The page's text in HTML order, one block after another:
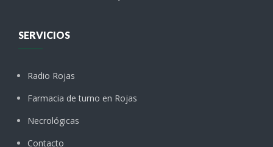
SERVICIOS
Radio Rojas
Farmacia de turno en Rojas
Necrológicas
Contacto